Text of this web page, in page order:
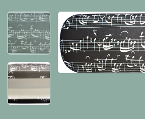
Produktgruppen
Deko
Diverses
Kosmetik
Küche
Macart
Magnete
Pins
Schlüsselanhänger